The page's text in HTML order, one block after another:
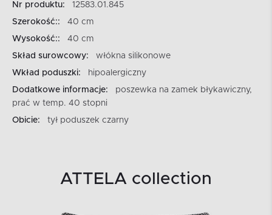
Nr produktu:
12583.01.845
Szerokość::
40 cm
Wysokość::
40 cm
Skład surowcowy:
włókna silikonowe
Wkład poduszki:
hipoalergiczny
Dodatkowe informacje:
poszewka na zamek błykawiczny,
prać w temp. 40 stopni
Obicie:
tył poduszek czarny
ATTELA collection